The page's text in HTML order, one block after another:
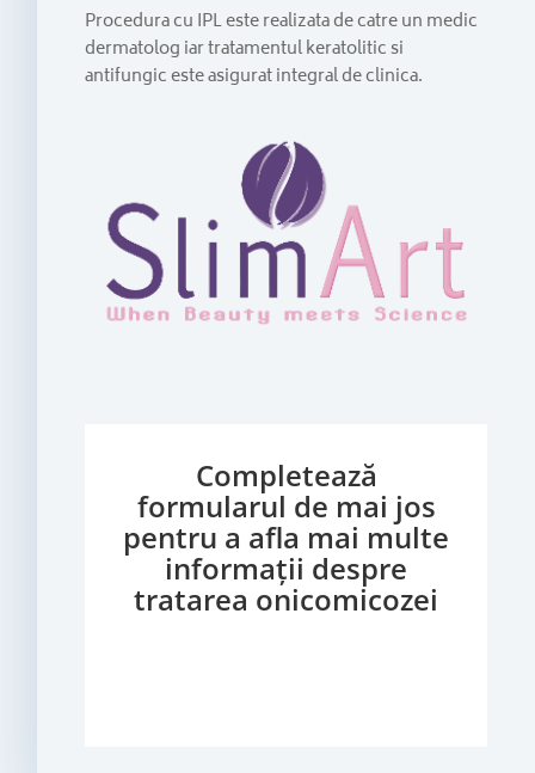
Procedura cu IPL este realizata de catre un medic
dermatolog iar tratamentul keratolitic si
antifungic este asigurat integral de clinica.
Completează
formularul de mai jos
pentru a afla mai multe
informații despre
tratarea onicomicozei